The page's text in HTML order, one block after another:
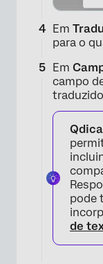
Em
para o
Em
campo
pode
de